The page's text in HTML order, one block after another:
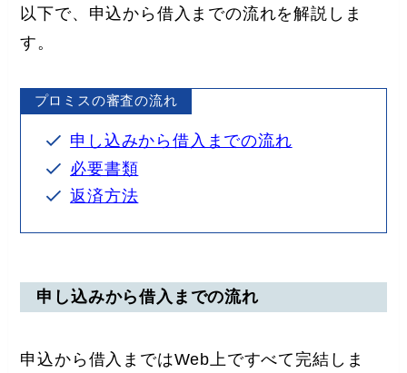
以下で、申込から借入までの流れを解説しま
す。
プロミスの審査の流れ
申し込みから借入までの流れ
必要書類
返済方法
申し込みから借入までの流れ
申込から借入まではWeb上ですべて完結しま